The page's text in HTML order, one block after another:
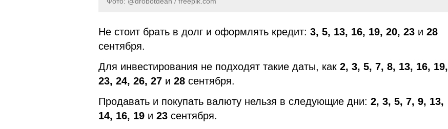
Не стоит брать в долг и оформлять кредит: 3, 5, 13, 16, 19, 20, 23 и 28
сентября.
Для инвестирования не подходят такие даты, как 2, 3, 5, 7, 8, 13, 16, 19,
23, 24, 26, 27 и 28 сентября.
Продавать и покупать валюту нельзя в следующие дни: 2, 3, 5, 7, 9, 13,
14, 16, 19 и 23 сентября.